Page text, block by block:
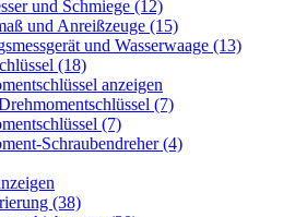
und Schmiege (12)
und Anreißzeuge (15)
und Wasserwaage (13)
(18)
anzeigen
(7)
(7)
Schraubendreher (4)
(38)